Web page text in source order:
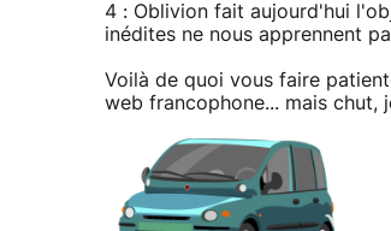
4 : Oblivion fait aujourd'hui
inédites ne nous apprennent
Voilà de quoi vous faire
web francophone... mais chut,